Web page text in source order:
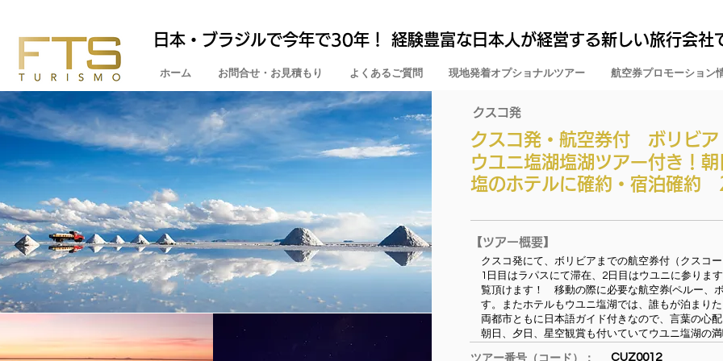
日本・ブラジルで今年で30年！ 経験豊富な日本人が経営する新しい旅行会社
ホーム お問合せ・お見積もり よくあるご質問 現地発着オプショナルツアー 航空券プロモーション
クスコ発
クスコ発・航空券付 ボリビ
ウユニ塩湖塩湖ツアー付き！
塩のホテルに確約・宿泊確約
【ツアー概要】
クスコ発にて、ボリビアまでの航空券付（クスコ
1日目はラパスにて滞在、2日目はウユニに参りま
覧頂けます！ 移動の際に必要な航空券(ペルー、
す。またホテルもウユニ塩湖では、誰もが泊まり
両都市ともに日本語ガイド付きなので、言葉の
朝日、夕日、星空観賞も付いていてウユニ塩湖の
ツアー番号（コード）： CUZ0012